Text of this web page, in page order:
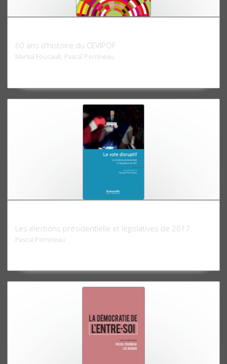
60 ans d'histoire du CEVIPOF
Martial Foucault, Pascal Perrineau
Les élections présidentielle et législatives de 2017
Pascal Perrineau